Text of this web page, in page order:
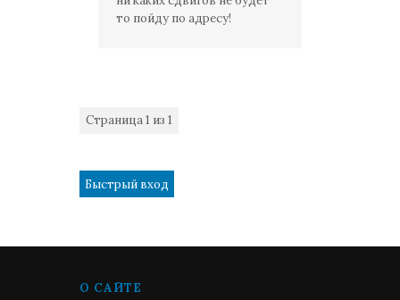
то пойду по адресу!
Страница1 из 1
О САЙТЕ